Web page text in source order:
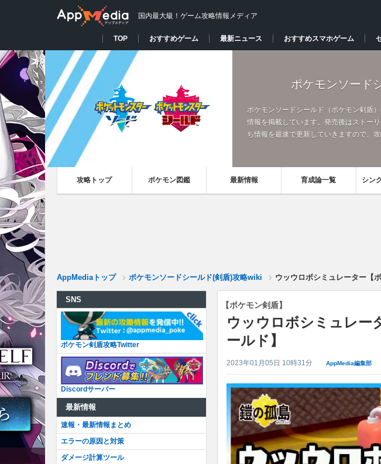
国内最大級！ゲーム攻略情報メディア
TOP おすすめゲーム 最新ニュース おすすめスマホゲーム
ポケモンソード
ポケモンソードシールド（ポケモン剣盾
情報を掲載しています。発売後はストー
ち情報を最速で更新していきますので、
攻略トップ ポケモン図鑑 最新情報 育成論一覧 シン
AppMediaトップ ポケモンソードシールド(剣盾)攻略wiki ウッウロボシミュレーター【
【ポケモン剣盾】
ウッウロボシミュレー
ールド】
2023年01月05日 10時31分 AppMedia編集部
SNS
ポケモン剣盾攻略Twitter
Discordサーバー
最新情報
速報・最新情報まとめ
エラーの原因と対策
ダメージ計算ツール